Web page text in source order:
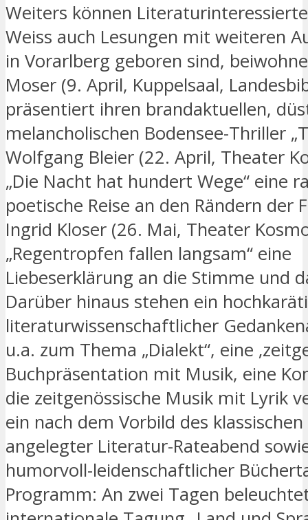
Weiters können
Weiss auch Lesungen mit weiteren
in Vorarlberg geboren sind,
Moser (9. April, Kuppelsaal,
präsentiert ihren brandaktuellen,
melancholischen Bodensee-Thriller
Wolfgang Bleier (22. April, Theater
„Die Nacht hat hundert Wege“ eine
poetische Reise an den Rändern der
Ingrid Kloser (26. Mai, Theater
„Regentropfen fallen langsam“ eine
Liebeserklärung an die Stimme und
Darüber hinaus stehen ein
literaturwissenschaftlicher
u.a. zum Thema „Dialekt“, eine
Buchpräsentation mit Musik, eine
die zeitgenössische Musik mit Lyrik
ein nach dem Vorbild des
angelegter Literatur-Rateabend
humorvoll-leidenschaftlicher
Programm: An zwei Tagen